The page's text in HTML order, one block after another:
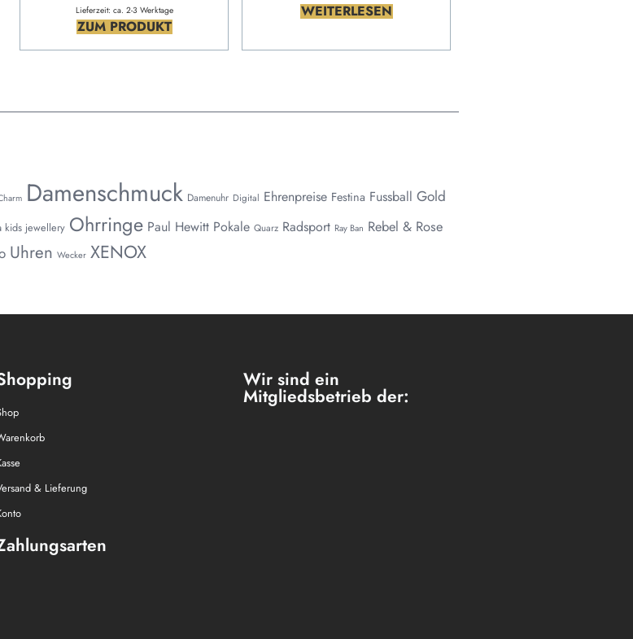
Lieferzeit: ca. 2-3 Werktage
ZUM PRODUKT
WEITERLESEN
Damenschmuck Damenuhr Digital Ehrenpreise Festina Fussball Gold
kids jewellery Ohrringe Paul Hewitt Pokale Quarz Radsport Ray Ban Rebel & Rose
Uhren Wecker XENOX
& Lieferung
Wir sind ein
Mitgliedsbetrieb der: